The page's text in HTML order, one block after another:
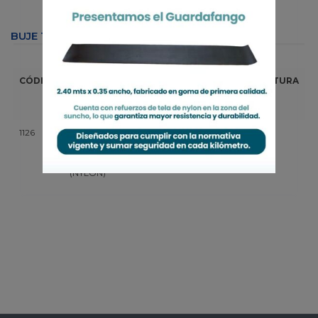
BUJE TENS. SEPARADOR CONST. (NYLON)
CÓDIGO
INTERIOR
(mm)
EXTERIOR
ALTURA
1126
BUJE TENS.
SEPARADOR
(NYLON)
32 38 21